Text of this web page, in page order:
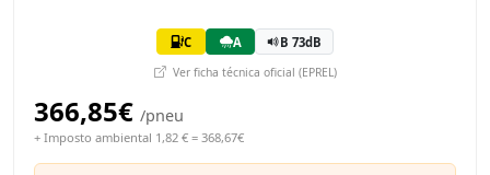
C A B 73dB
Ver ficha técnica oficial (EPREL)
366,85€ /pneu
+ Imposto ambiental 1,82 € = 368,67€